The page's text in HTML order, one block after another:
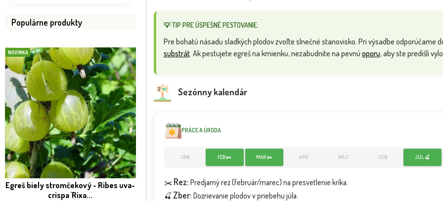
Populárne produkty
NOVINKA
Egreš biely stromčekový - Ribes uva-
crispa 'Rixa...
SLUŽBA REAL FOTO - Fotka pred
expedíciou
NOVINKAEgreš biely - Ribes uva-crispa
NOVINKA
Egreš
💡 TIP PRE ÚSPEŠNÉ PESTOVANIE:
Pre bohatú násadu sladkých plodov zvoľte slnečné stanovisko. Pri výsadbe odporúčame
substrát. Ak pestujete egreš na kmienku, nezabudnite na pevnú oporu, aby ste predišli
Sezónny kalendár
PRÁCE A ÚRODA
JAN FEB ✂️ MAR ✂️ APR MÁJ JÚN JÚL 🍒
✂️ Rez: Predjarný rez (február/marec) na presvetlenie kríka.
🍒Zber: Dozrievanie plodov v priebehu júla.